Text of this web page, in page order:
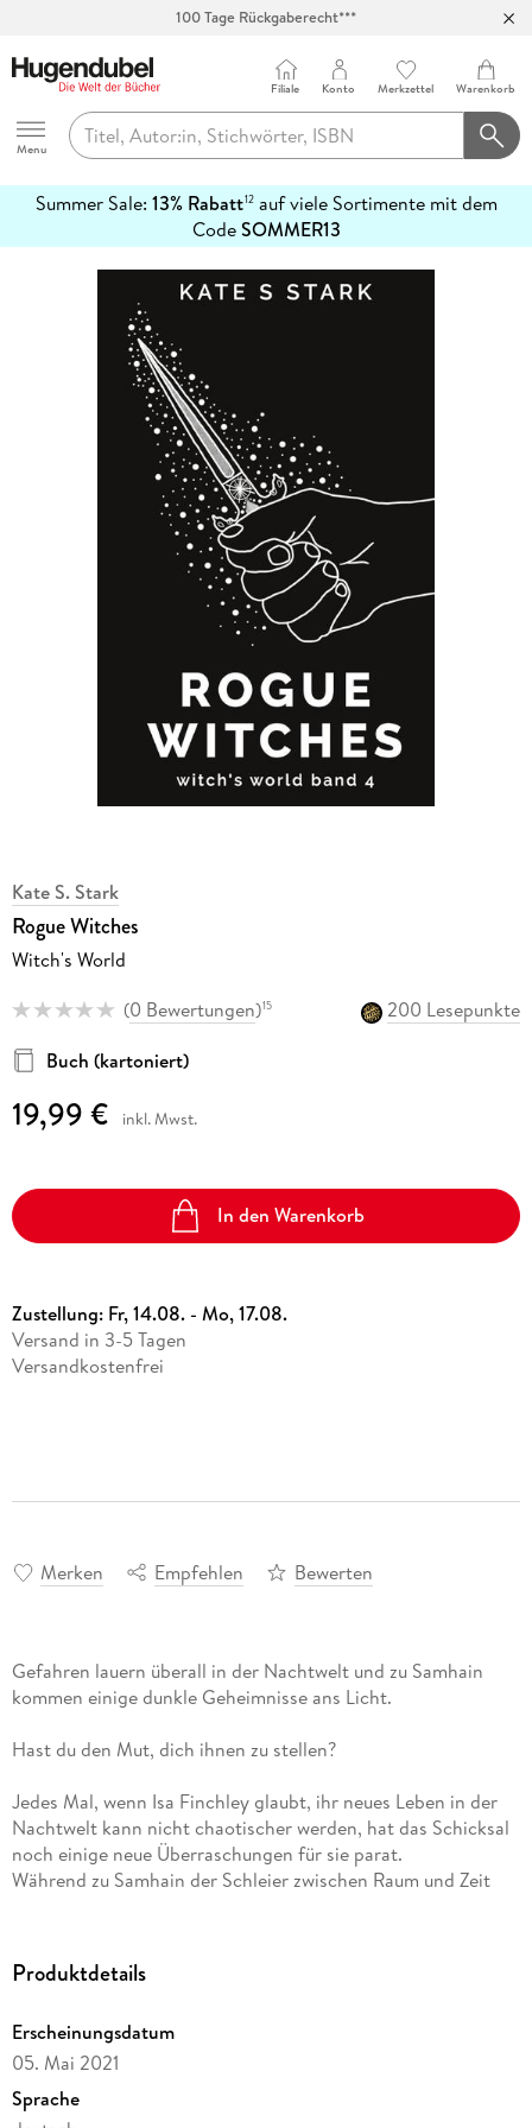
100 Tage Rückgaberecht***
Hugendubel
Menu
Filiale Konto Merkzettel Warenkorb
Summer Sale: 13% Rabatt12auf viele Sortimente mit dem
CodeSOMMER13
erfahren
Kate S. Stark
Rogue Witches
Witch's World
(0 Bewertungen)15
200 Lesepunkte
Buch (kartoniert)
19,99 € inkl. Mwst.
In den Warenkorb
Zustellung: Fr, 14.08. - Mo, 17.08.
Versand in 3-5 Tagen
Versandkostenfrei
Merken Empfehlen Bewerten
Gefahren lauern überall in der Nachtwelt und zu Samhain
kommen einige dunkle Geheimnisse ans Licht.
Hast du den Mut, dich ihnen zu stellen?
Jedes Mal, wenn Isa Finchley glaubt, ihr neues Leben in der
Nachtwelt kann nicht chaotischer werden, hat das Schicksal
noch einige neue Überraschungen für sie parat.
Während zu Samhain der Schleier zwischen Raum und Zeit
Guten wie zum Schlechten.
Hofstaat, Grahams kaltherzige Mutter und die Suche nach
ihren leiblichen Eltern noch Isas kleinste Probleme.
Abgelenkt von den Vorbereitungen der Samhain-Feier, ahnen
die Hexen der White Oak Akademie nicht, welche Gefahren
Produktdetails
Erscheinungsdatum
05. Mai 2021
Sprache